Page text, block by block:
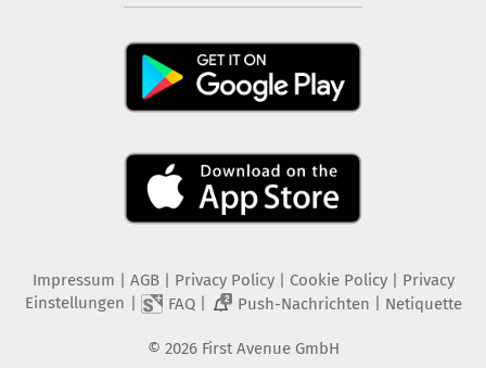
Impressum | AGB | Privacy Policy| Cookie Policy| Privacy
Einstellungen | FAQ| 2 Push-Nachrichten | Netiquette
© 2026 First Avenue GmbH